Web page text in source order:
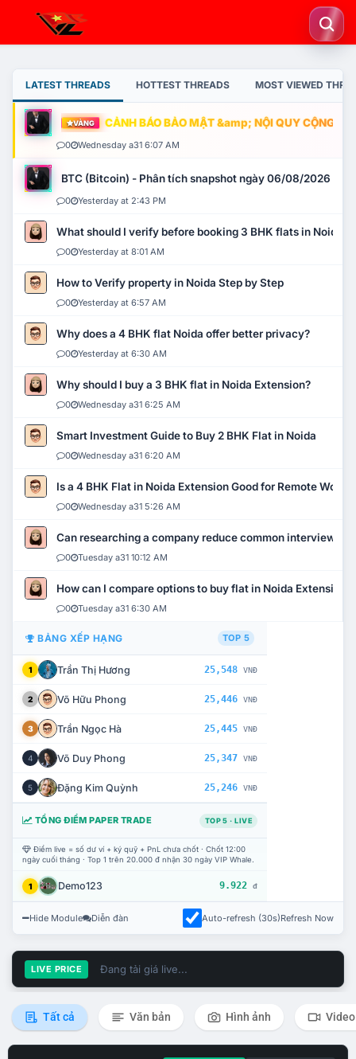
LATEST THREADS HOTTEST THREADS MOST VIEWED
VÀNG CẢNH BÁO BẢO MẬT &amp; NỘI QUY CỘNG
0 Wednesday a31 6:07 AM
BTC (Bitcoin) - Phân tích snapshot ngày 06/08/2026
0 Yesterday at 2:43 PM
What should I verify before booking 3 BHK flats in Noida?
0 Yesterday at 8:01 AM
How to Verify property in Noida Step by Step
0 Yesterday at 6:57 AM
Why does a 4 BHK flat Noida offer better privacy?
0 Yesterday at 6:30 AM
Why should I buy a 3 BHK flat in Noida Extension?
0 Wednesday a31 6:25 AM
Smart Investment Guide to Buy 2 BHK Flat in Noida
0 Wednesday a31 6:20 AM
Is a 4 BHK Flat in Noida Extension Good for Remote Work?
0 Wednesday a31 5:26 AM
Can researching a company reduce common interview
0 Tuesday a31 10:12 AM
How can I compare options to buy flat in Noida Extension?
0 Tuesday a31 6:30 AM
BẢNG XẾP HẠNG TOP 5
1 Trần Thị Hương 25,548 VNĐ
2 Võ Hữu Phong 25,446 VNĐ
3 Trần Ngọc Hà 25,445 VNĐ
4 Võ Duy Phong 25,347 VNĐ
5 Đặng Kim Quỳnh 25,246 VNĐ
TỔNG ĐIỂM PAPER TRADE TOP 5 · LIVE
Điểm live = số dư ví + ký quỹ + PnL chưa chốt · Chốt 12:00
ngày cuối tháng · Top 1 trên 20.000 đ nhận 30 ngày VIP Whale.
1 Demo123 9.922 đ
Hide Module Diễn đàn Auto-refresh (30s)Refresh Now
LIVE PRICE Đang tải giá live...
Tất cả Văn bản Hình ảnh Video